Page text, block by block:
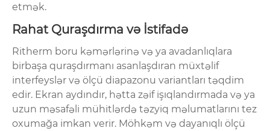
etmək.
Rahat Quraşdırma və İstifadə
Ritherm boru kəmərlərinə və ya avadanlıqlara
birbaşa quraşdırmanı asanlaşdıran müxtəlif
interfeyslər və ölçü diapazonu variantları təqdim
edir. Ekran aydındır, hətta zəif işıqlandırmada və ya
uzun məsafəli mühitlərdə təzyiq məlumatlarını tez
oxumağa imkan verir. Möhkəm və dayanıqlı ölçü